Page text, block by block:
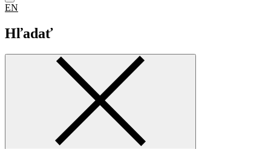
EN
Hľadať